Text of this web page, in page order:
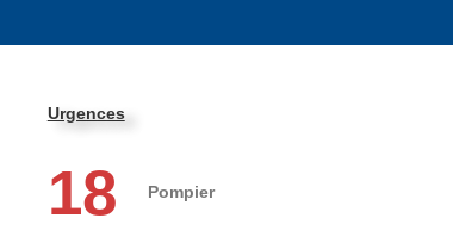
Urgences
18 Pompier